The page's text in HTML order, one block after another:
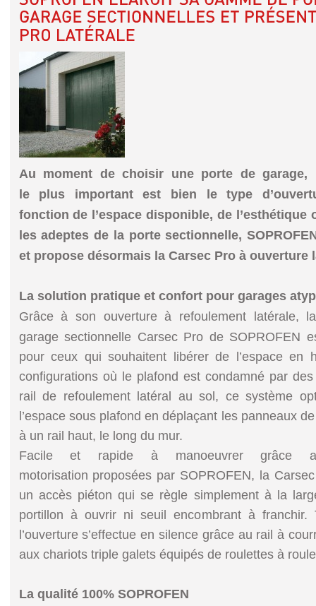
Au moment de choisir une porte de garage,
le plus important est bien le type
fonctionde l’espace disponible, de l’esthétique
lesadeptes de la porte sectionnelle,
et propose désormais la Carsec Pro à ouverture
La solution pratique et confort pour garages
Grâce à son ouverture à refoulement latérale,
garage sectionnelle Carsec Pro de SOPROFEN
pour ceux qui souhaitent libérer de l’espace en
configurations où le plafond est condamné par
rail de refoulement latéral au sol, ce système
l’espace sous plafond en déplaçant les panneaux
à un rail haut, le long du mur.
Facile et rapide à manoeuvrer grâce
motorisation proposées par SOPROFEN, la
un accès piéton qui se règle simplement à la
portillon à ouvrir ni seuil encombrant à franchir.
l’ouverture s’effectue en silence grâce au rail à
aux chariots triple galets équipés de roulettes à
La qualité 100% SOPROFEN